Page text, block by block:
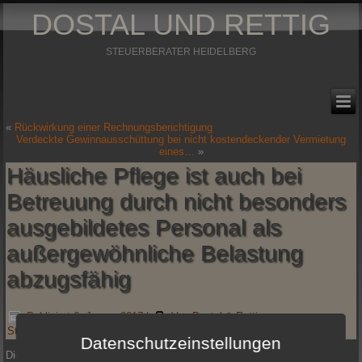
DOSTAL UND RETTIG
STEUERBERATER HEIDELBERG
« Rückwirkung einer Rechnungsberichtigung
Verdeckte Gewinnausschüttung bei nicht kostendeckender Vermietung
eines… »
Häusliche Pflege ist auch bei
Betreuung durch nicht besonders
ausgebildetes Personal als
außergewöhnliche Belastung
abzugsfähig
Publiziert 6. Januar 2017| Von Dostal & Rettig
Steuerberatungsgesellschaft mbH
Die Abzugsfähigkeit von Aufwendungen für Pflegeleistungen hängt nicht
Datenschutzeinstellungen